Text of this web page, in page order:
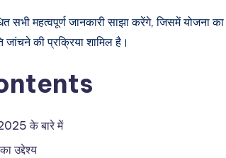
महत्वपूर्ण जानकारी साझा करेंगे, जिसमें योजना
की प्रक्रिया शामिल है।
के बारे में
उद्देश्य